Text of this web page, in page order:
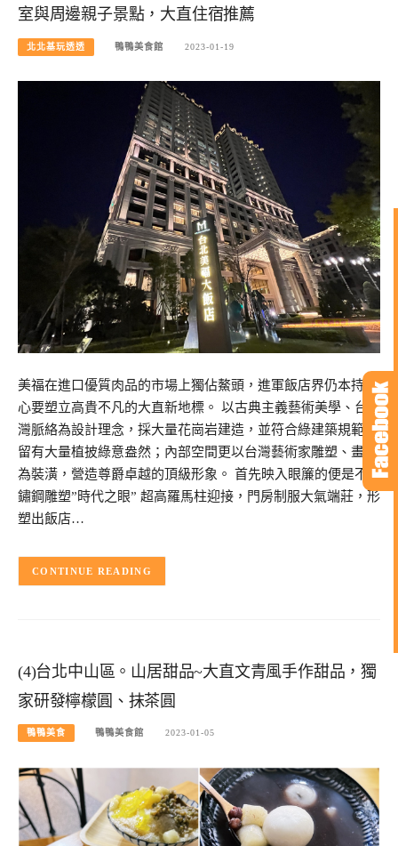
室與周邊親子景點，大直住宿推薦
北北基玩透透 鴨鴨美食館 2023-01-19
美福在進口優質肉品的市場上獨佔鰲頭，進軍飯店界仍本持初
心要塑立高貴不凡的大直新地標。 以古典主義藝術美學、台
灣脈絡為設計理念，採大量花崗岩建造，並符合綠建築規範，
留有大量植披綠意盎然；內部空間更以台灣藝術家雕塑、畫作
為裝潢，營造尊爵卓越的頂級形象。 首先映入眼簾的便是不
鏽鋼雕塑”時代之眼” 超高羅馬柱迎接，門房制服大氣端莊，形
塑出飯店…
CONTINUE READING
(4)台北中山區。山居甜品~大直文青風手作甜品，獨
家研發檸檬圓、抹茶圓
鴨鴨美食 鴨鴨美食館 2023-01-05